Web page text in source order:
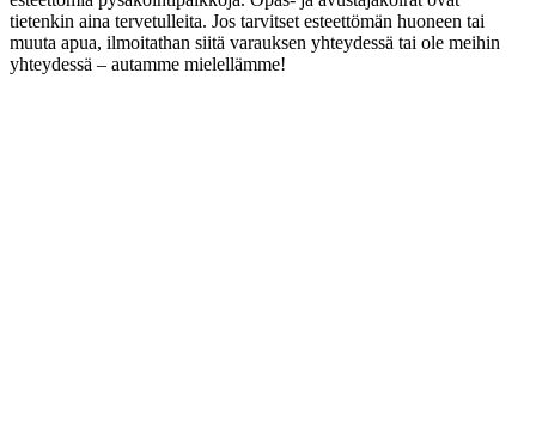
tietenkin aina tervetulleita. Jos tarvitset esteettömän huoneen tai
muuta apua, ilmoitathan siitä varauksen yhteydessä tai ole meihin
yhteydessä – autamme mielellämme!